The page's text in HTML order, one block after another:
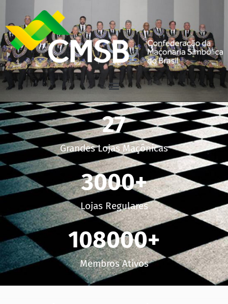
Grandes Lojas Maçônicas
27
Lojas Regulares
3000+
Membros Ativos
108000+